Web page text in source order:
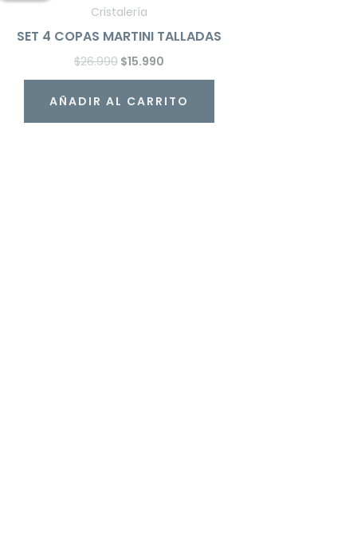
Cristalería
SET 4 COPAS MARTINI TALLADAS
$26.990
era:
$26.990.
$15.990
AÑADIR AL CARRITO